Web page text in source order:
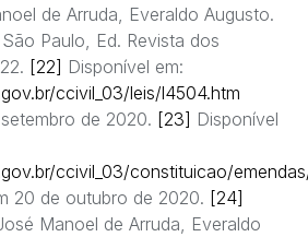
de Arruda, Everaldo Augusto.
Paulo, Ed. Revista dos
[22] Disponível em:
ccivil_03/leis/l4504.htm
de 2020. [23] Disponível
ccivil_03/constituicao/
20 de outubro de 2020. [24]
Manoel de Arruda, Everaldo